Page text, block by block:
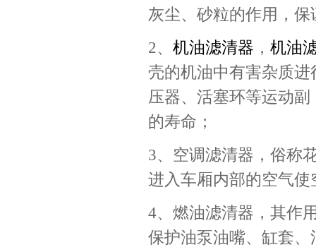
灰尘、砂粒的作用，
2、 机油滤清器 ， 机油
壳的机油中有害杂质
压器、活塞环等运动
的寿命；
3、空调滤清器，俗称
进入车厢内部的空气
4、燃油滤清器，其作
保护油泵油嘴、缸套